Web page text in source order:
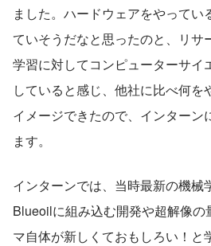
ました。ハードウェアをやってい
ていそうだなと思ったのと、リサ
学習に対してコンピューターサイ
していると感じ、他社に比べ何を
イメージできたので、インターン
ます。
インターンでは、当時最新の機械
Blueoilに組み込む開発や超解像の
マ自体が新しくておもしろい！と